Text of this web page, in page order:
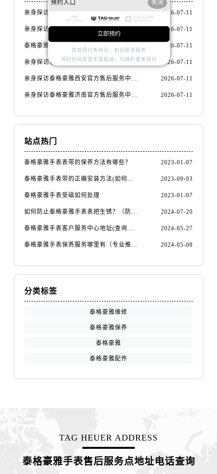
辽宁省沈阳市沈河区中街路83号亨得利名表维修授权店1楼泰格豪雅售后服务中心（需提前预约）
内蒙古自治区包头市青山区幸福路甲3号王府井百货名表维修泰格豪雅售后服务中心（需提前预约）
内蒙古自治区乌海市海勃湾区人民南路泰格豪雅售后服务中心（需提前预约）
山西省太原市迎泽区迎泽街道解放路15号亨得利名表维修授权店3楼泰格豪雅售后服务中心（需提前预约）
2026-07-11
2026-07-11
2026-07-11
亲身探访泰格豪雅大连官方售后服务中心｜全新地址及服务热线（2026年7月最新） 2026-07-11
2026-07-11
2026-07-11
站点热门
泰格豪雅手表表带的保养方法有哪些？ 2023-01-07
2023-09-03
泰格豪雅手表受磁如何处理 2023-01-07
2024-07-20
2024-05-27
2024-05-08
分类标签
泰格豪雅维修
泰格豪雅保养
泰格豪雅
泰格豪雅配件
TAG HEUER ADDRESS
泰格豪雅手表售后服务点地址电话查询
预约入口 关闭
立即预约
提前预约免排队，到店即享服务
预约时间有变无需取消，可随时重新预约